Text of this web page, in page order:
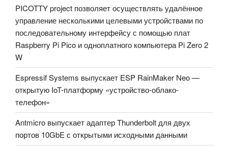
PICOTTY project позволяет осуществлять удалённое
управление несколькими целевыми устройствами по
последовательному интерфейсу с помощью плат
Raspberry Pi Pico и одноплатного компьютера Pi Zero 2
W
Espressif Systems выпускает ESP RainMaker Neo —
открытую IoT-платформу «устройство-облако-
телефон»
Antmicro выпускает адаптер Thunderbolt для двух
портов 10GbE с открытыми исходными данными